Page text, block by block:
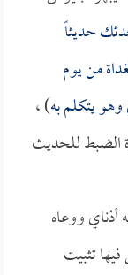
حديثاً
من يوم
يتكلم به) ،
الضبط للحديث
ووعاه
تثبيت